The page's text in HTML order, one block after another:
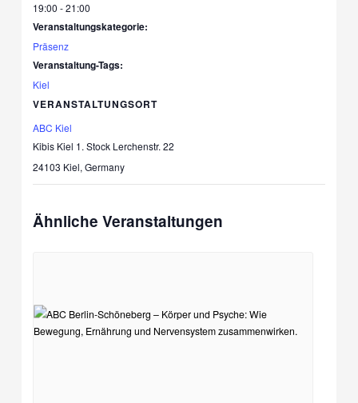
19:00 - 21:00
Veranstaltungskategorie:
Präsenz
Veranstaltung-Tags:
Kiel
VERANSTALTUNGSORT
ABC Kiel
Kibis Kiel 1. Stock Lerchenstr. 22
24103 Kiel, Germany
Ähnliche Veranstaltungen